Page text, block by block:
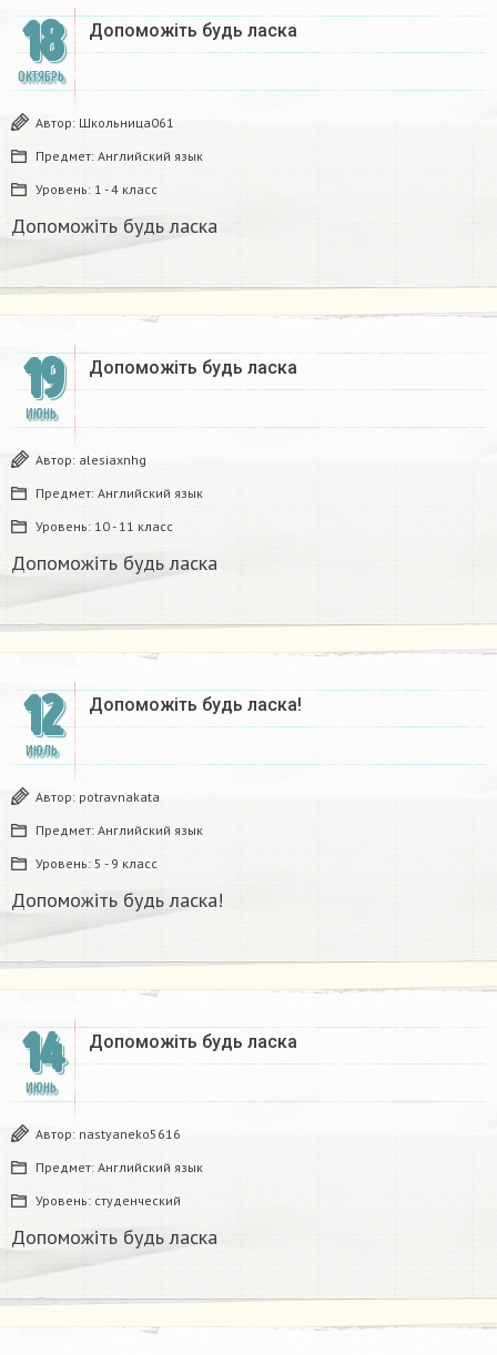
18
ОКТЯБРЬ
Допоможіть будь ласка ​
Автор: Школьница061
Предмет: Английский язык
Уровень: 1 - 4 класс
Допоможіть будь ласка ​
19
ИЮНЬ
Допоможіть будь ласка ​
Автор: alesiaxnhg
Предмет: Английский язык
Уровень: 10 - 11 класс
Допоможіть будь ласка ​
12
ИЮЛЬ
Допоможіть будь ласка!​
Автор: potravnakata
Предмет: Английский язык
Уровень: 5 - 9 класс
Допоможіть будь ласка!​
14
ИЮНЬ
Допоможіть будь ласка
Автор: nastyaneko5616
Предмет: Английский язык
Уровень: студенческий
Допоможіть будь ласка